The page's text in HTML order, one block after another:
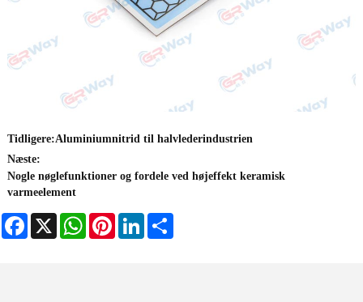
Tidligere:Aluminiumnitrid til halvlederindustrien
Næste:
Nogle nøglefunktioner og fordele ved højeffekt keramisk
varmeelement
Facebook
X WhatsAppPinterestLinkedIn